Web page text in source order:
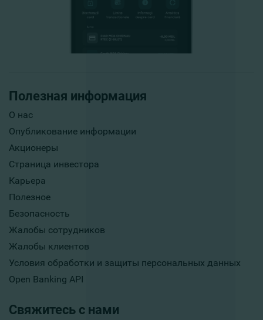
Полезная информация
О нас
Опубликование информации
Акционеры
Страница инвестора
Карьера
Полезное
Безопасность
Жалобы сотрудников
Жалобы клиентов
Условия обработки и защиты персональных данных
Open Banking API
Свяжитесь с нами